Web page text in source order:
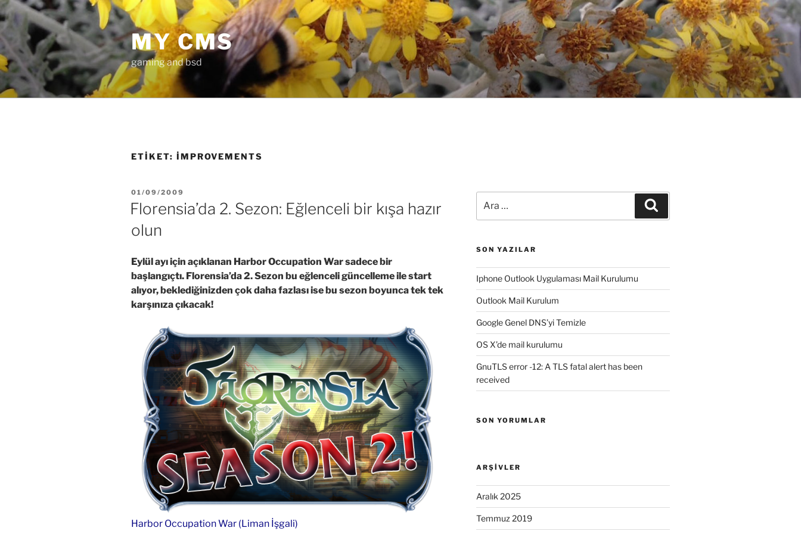
İçeriğe
geç
MY CMS
gaming and bsd
ETIKET: IMPROVEMENTS
YAYIM
TARIHI
01/09/2009
Florensia’da 2. Sezon: Eğlenceli bir kışa hazır
olun
Eylül ayı için açıklanan Harbor Occupation War sadece bir
başlangıçtı. Florensia’da 2. Sezon bu eğlenceli güncelleme ile start
alıyor, beklediğinizden çok daha fazlası ise bu sezon boyunca tek tek
karşınıza çıkacak!
Harbor Occupation War (Liman İşgali)
SON YAZILAR
Iphone Outlook Uygulaması Mail Kurulumu
Outlook Mail Kurulum
Google Genel DNS’yi Temizle
OS X’de mail kurulumu
GnuTLS error -12: A TLS fatal alert has been
received
SON YORUMLAR
ARŞIVLER
Aralık 2025
Temmuz 2019